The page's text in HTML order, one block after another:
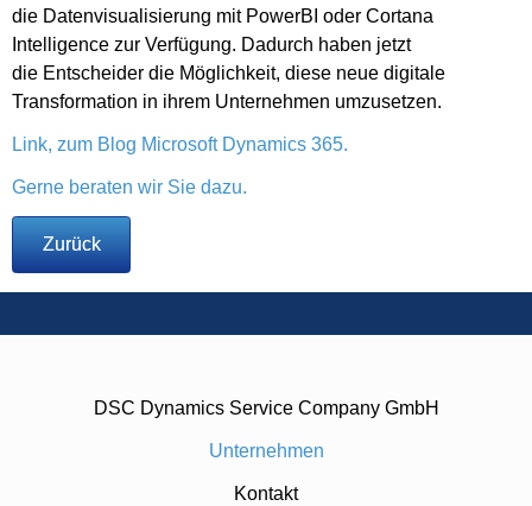
die Datenvisualisierung mit PowerBI oder Cortana
Intelligence zur Verfügung. Dadurch haben jetzt
die Entscheider die Möglichkeit, diese neue digitale
Transformation in ihrem Unternehmen umzusetzen.
Link, zum Blog Microsoft Dynamics 365.
Gerne beraten wir Sie dazu.
Zurück
DSC Dynamics Service Company GmbH
Unternehmen
Kontakt